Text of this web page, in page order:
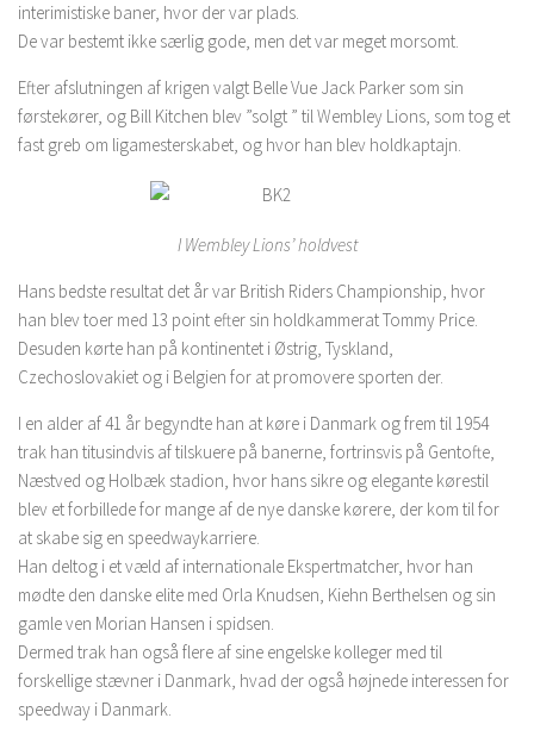
interimistiske baner, hvor der var plads.
De var bestemt ikke særlig gode, men det var meget morsomt.
Efter afslutningen af krigen valgt Belle Vue Jack Parker som sin
førstekører, og Bill Kitchen blev ”solgt ” til Wembley Lions, som tog et
fast greb om ligamesterskabet, og hvor han blev holdkaptajn.
I Wembley Lions’ holdvest
Hans bedste resultat det år var British Riders Championship, hvor
han blev toer med 13 point efter sin holdkammerat Tommy Price.
Desuden kørte han på kontinentet i Østrig, Tyskland,
Czechoslovakiet og i Belgien for at promovere sporten der.
I en alder af 41 år begyndte han at køre i Danmark og frem til 1954
trak han titusindvis af tilskuere på banerne, fortrinsvis på Gentofte,
Næstved og Holbæk stadion, hvor hans sikre og elegante kørestil
blev et forbillede for mange af de nye danske kørere, der kom til for
at skabe sig en speedwaykarriere.
Han deltog i et væld af internationale Ekspertmatcher, hvor han
mødte den danske elite med Orla Knudsen, Kiehn Berthelsen og sin
gamle ven Morian Hansen i spidsen.
Dermed trak han også flere af sine engelske kolleger med til
forskellige stævner i Danmark, hvad der også højnede interessen for
speedway i Danmark.